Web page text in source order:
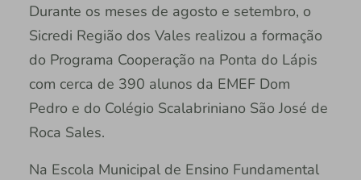
Durante os meses de agosto e setembro, o
Sicredi Região dos Vales realizou a formação
do Programa Cooperação na Ponta do Lápis
com cerca de 390 alunos da EMEF Dom
Pedro e do Colégio Scalabriniano São José de
Roca Sales.
Na Escola Municipal de Ensino Fundamental